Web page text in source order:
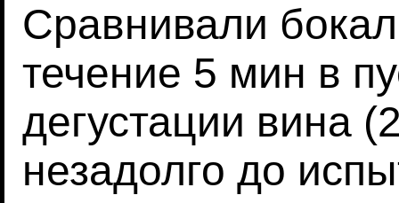
Сравнивали
течение 5 мин в
дегустации вина
незадолго до